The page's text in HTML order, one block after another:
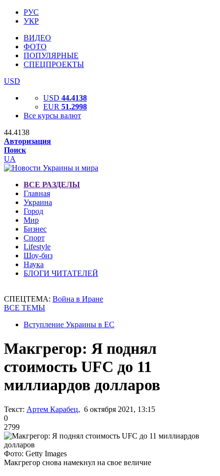
РУС
УКР
ВИДЕО
ФОТО
ПОПУЛЯРНЫЕ
СПЕЦПРОЕКТЫ
USD
USD 44.4138
EUR 51.2998
Все курсы валют
44.4138
Авторизация
Поиск
UA
ВСЕ РАЗДЕЛЫ
Главная
Украина
Город
Мир
Бизнес
Спорт
Lifestyle
Шоу-биз
Наука
БЛОГИ ЧИТАТЕЛЕЙ
СПЕЦТЕМА: Война в Иране
ВСЕ ТЕМЫ
Вступление Украины в ЕС
Макгрегор: Я поднял
стоимость UFC до 11
миллиардов долларов
Текст: Артем Карабец, 6 октября 2021, 13:15
0
2799
Фото: Getty Images
Макгрегор снова намекнул на свое величие